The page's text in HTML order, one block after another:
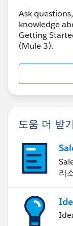
Ask
knowledge
Getting
(Mule 3).
도움 더 받기
리